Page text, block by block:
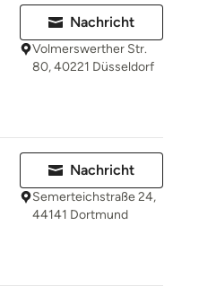
Nachricht
Volmerswerther Str.
80, 40221 Düsseldorf
Nachricht
Semerteichstraße 24,
44141 Dortmund